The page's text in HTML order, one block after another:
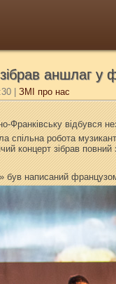
аншлаг у
ЗМІ про нас
Франківську відбувся
спільна робота
концерт зібрав повний
був написаний